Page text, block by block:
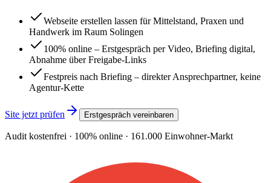
Webseite erstellen lassen für Mittelstand, Praxen und
Handwerk im Raum Solingen
100% online – Erstgespräch per Video, Briefing digital,
Abnahme über Freigabe-Links
Festpreis nach Briefing – direkter Ansprechpartner, keine
Agentur-Kette
Site jetzt prüfen Erstgespräch vereinbaren
Audit kostenfrei · 100% online · 161.000 Einwohner-Markt